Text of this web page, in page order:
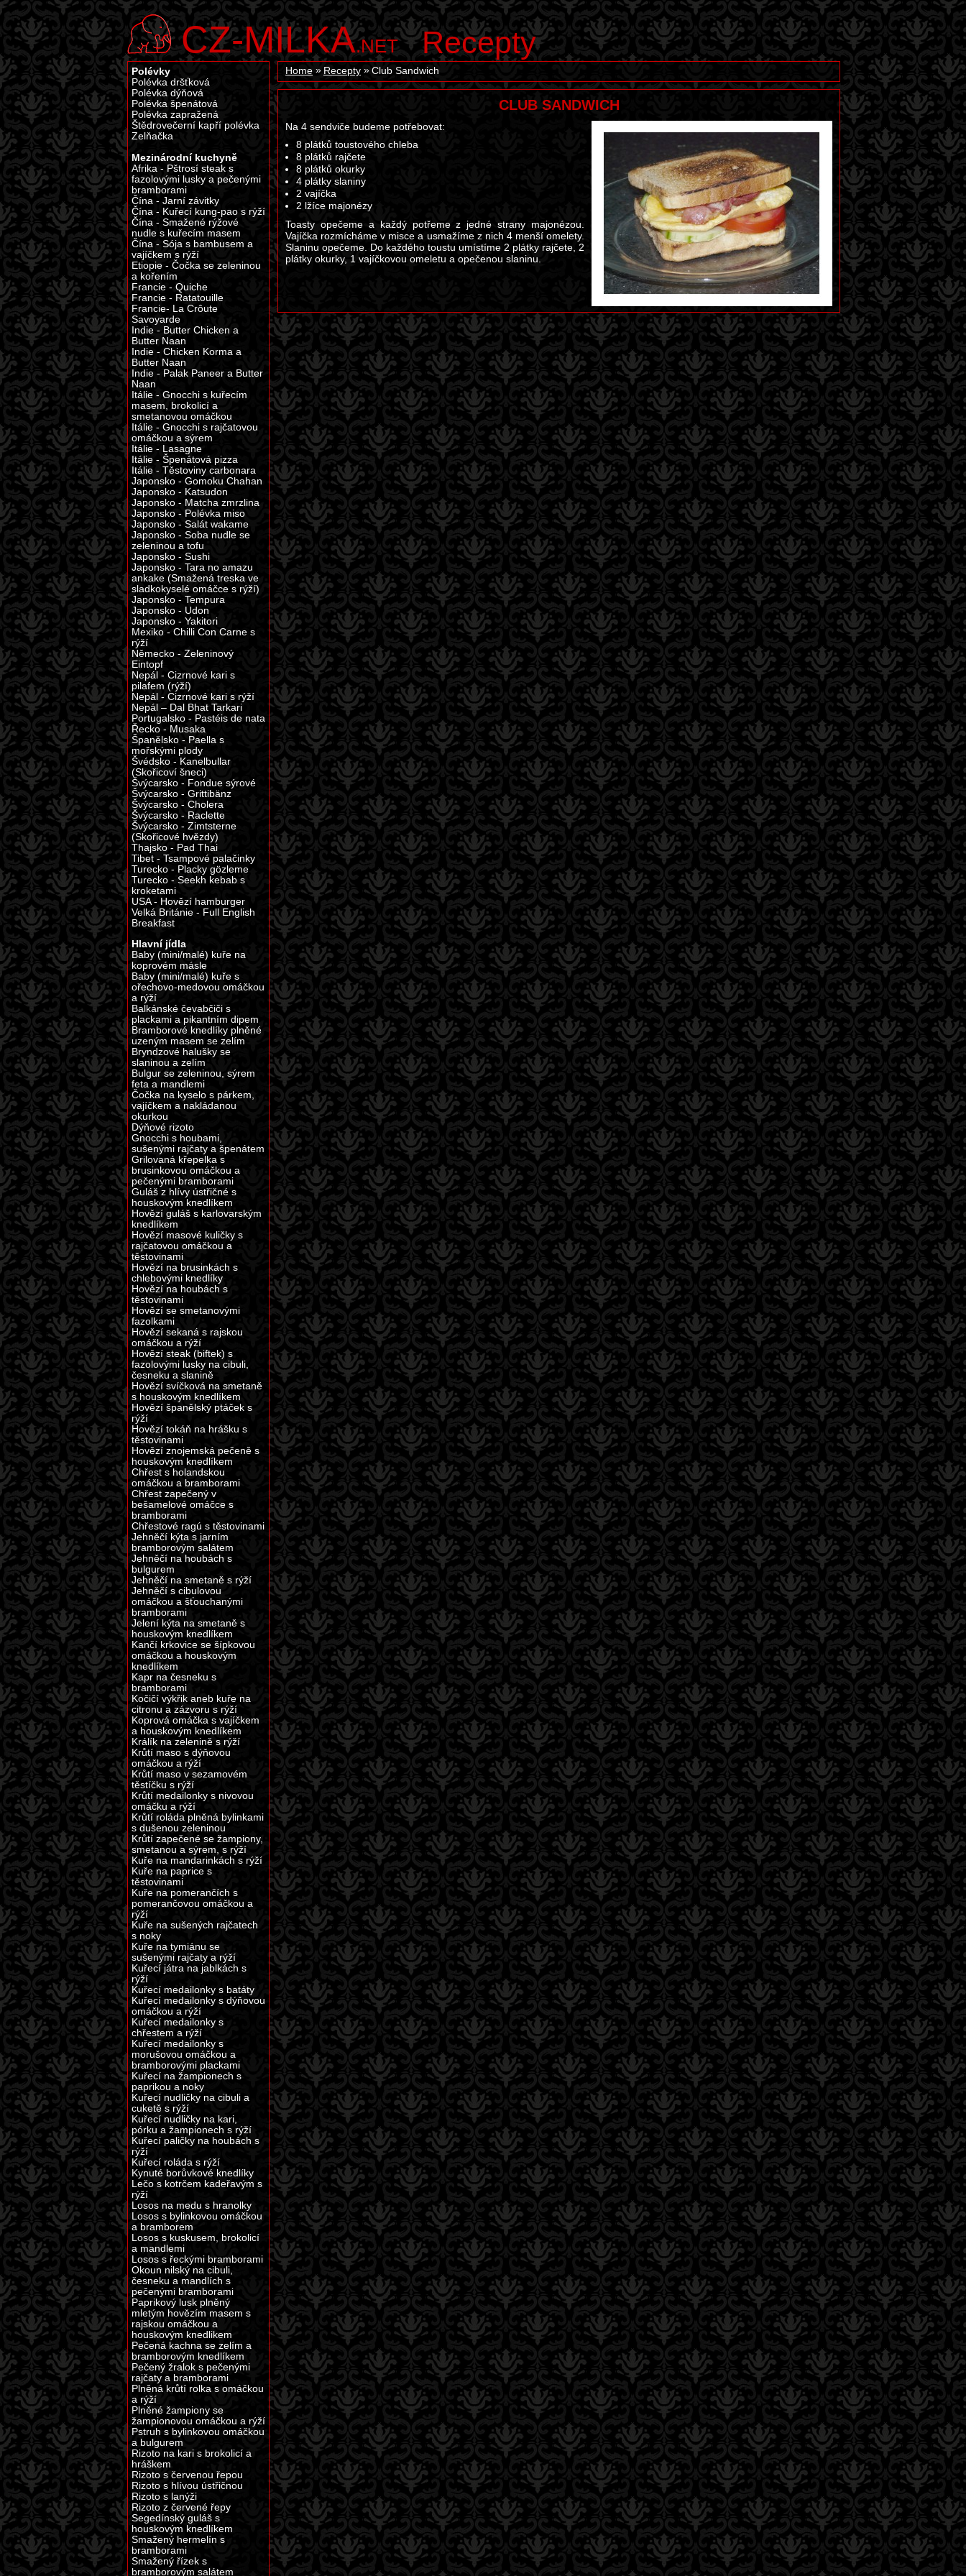
CZ-MILKA.NET Recepty
Home Recepty Club Sandwich
CLUB SANDWICH
Na 4 sendviče budeme potřebovat:
8 plátků toustového chleba
8 plátků rajčete
8 plátků okurky
4 plátky slaniny
2 vajíčka
2 lžíce majonézy
Toasty opečeme a každý potřeme z jedné strany majonézou.
Vajíčka rozmícháme v misce a usmažíme z nich 4 menší omelety.
Slaninu opečeme. Do každého toustu umístíme 2 plátky rajčete, 2
plátky okurky, 1 vajíčkovou omeletu a opečenou slaninu.
Polévky
Polévka dršťková
Polévka dýňová
Polévka špenátová
Polévka zapražená
Štědrovečerní kapří polévka
Zelňačka
Mezinárodní kuchyně
Afrika - Pštrosí steak s
fazolovými lusky a pečenými
bramborami
Čína - Jarní závitky
Čína - Kuřecí kung-pao s rýží
Čína - Smažené rýžové
nudle s kuřecím masem
Čína - Sója s bambusem a
vajíčkem s rýží
Etiopie - Čočka se zeleninou
a kořením
Francie - Quiche
Francie - Ratatouille
Francie- La Crôute
Savoyarde
Indie - Butter Chicken a
Butter Naan
Indie - Chicken Korma a
Butter Naan
Indie - Palak Paneer a Butter
Naan
Itálie - Gnocchi s kuřecím
masem, brokolicí a
smetanovou omáčkou
Itálie - Gnocchi s rajčatovou
omáčkou a sýrem
Itálie - Lasagne
Itálie - Špenátová pizza
Itálie - Těstoviny carbonara
Japonsko - Gomoku Chahan
Japonsko - Katsudon
Japonsko - Matcha zmrzlina
Japonsko - Polévka miso
Japonsko - Salát wakame
Japonsko - Soba nudle se
zeleninou a tofu
Japonsko - Sushi
Japonsko - Tara no amazu
ankake (Smažená treska ve
sladkokyselé omáčce s rýží)
Japonsko - Tempura
Japonsko - Udon
Japonsko - Yakitori
Mexiko - Chilli Con Carne s
rýží
Německo - Zeleninový
Eintopf
Nepál - Cizrnové kari s
pilafem (rýží)
Nepál - Cizrnové kari s rýží
Nepál – Dal Bhat Tarkari
Portugalsko - Pastéis de nata
Řecko - Musaka
Španělsko - Paella s
mořskými plody
Švédsko - Kanelbullar
(Skořicoví šneci)
Švýcarsko - Fondue sýrové
Švýcarsko - Grittibänz
Švýcarsko - Cholera
Švýcarsko - Raclette
Švýcarsko - Zimtsterne
(Skořicové hvězdy)
Thajsko - Pad Thai
Tibet - Tsampové palačinky
Turecko - Placky gözleme
Turecko - Seekh kebab s
kroketami
USA - Hovězí hamburger
Velká Británie - Full English
Breakfast
Hlavní jídla
Baby (mini/malé) kuře na
koprovém másle
Baby (mini/malé) kuře s
ořechovo-medovou omáčkou
a rýží
Balkánské čevabčiči s
plackami a pikantním dipem
Bramborové knedlíky plněné
uzeným masem se zelím
Bryndzové halušky se
slaninou a zelím
Bulgur se zeleninou, sýrem
feta a mandlemi
Čočka na kyselo s párkem,
vajíčkem a nakládanou
okurkou
Dýňové rizoto
Gnocchi s houbami,
sušenými rajčaty a špenátem
Grilovaná křepelka s
brusinkovou omáčkou a
pečenými bramborami
Guláš z hlívy ústřičné s
houskovým knedlíkem
Hovězí guláš s karlovarským
knedlíkem
Hovězí masové kuličky s
rajčatovou omáčkou a
těstovinami
Hovězí na brusinkách s
chlebovými knedlíky
Hovězí na houbách s
těstovinami
Hovězí se smetanovými
fazolkami
Hovězí sekaná s rajskou
omáčkou a rýží
Hovězí steak (biftek) s
fazolovými lusky na cibuli,
česneku a slanině
Hovězí svíčková na smetaně
s houskovým knedlíkem
Hovězí španělský ptáček s
rýží
Hovězí tokáň na hrášku s
těstovinami
Hovězí znojemská pečeně s
houskovým knedlíkem
Chřest s holandskou
omáčkou a bramborami
Chřest zapečený v
bešamelové omáčce s
bramborami
Chřestové ragú s těstovinami
Jehněčí kýta s jarním
bramborovým salátem
Jehněčí na houbách s
bulgurem
Jehněčí na smetaně s rýží
Jehněčí s cibulovou
omáčkou a šťouchanými
bramborami
Jelení kýta na smetaně s
houskovým knedlíkem
Kančí krkovice se šípkovou
omáčkou a houskovým
knedlíkem
Kapr na česneku s
bramborami
Kočičí výkřik aneb kuře na
citronu a zázvoru s rýží
Koprová omáčka s vajíčkem
a houskovým knedlíkem
Králík na zelenině s rýží
Krůtí maso s dýňovou
omáčkou a rýží
Krůtí maso v sezamovém
těstíčku s rýží
Krůtí medailonky s nivovou
omáčku a rýží
Krůtí roláda plněná bylinkami
s dušenou zeleninou
Krůtí zapečené se žampiony,
smetanou a sýrem, s rýží
Kuře na mandarinkách s rýží
Kuře na paprice s
těstovinami
Kuře na pomerančích s
pomerančovou omáčkou a
rýží
Kuře na sušených rajčatech
s noky
Kuře na tymiánu se
sušenými rajčaty a rýží
Kuřecí játra na jablkách s
rýží
Kuřecí medailonky s batáty
Kuřecí medailonky s dýňovou
omáčkou a rýží
Kuřecí medailonky s
chřestem a rýží
Kuřecí medailonky s
morušovou omáčkou a
bramborovými plackami
Kuřecí na žampionech s
paprikou a noky
Kuřecí nudličky na cibuli a
cuketě s rýží
Kuřecí nudličky na kari,
pórku a žampionech s rýží
Kuřecí paličky na houbách s
rýží
Kuřecí roláda s rýží
Kynuté borůvkové knedlíky
Lečo s kotrčem kadeřavým s
rýží
Losos na medu s hranolky
Losos s bylinkovou omáčkou
a bramborem
Losos s kuskusem, brokolicí
a mandlemi
Losos s řeckými bramborami
Okoun nilský na cibuli,
česneku a mandlích s
pečenými bramborami
Paprikový lusk plněný
mletým hovězím masem s
rajskou omáčkou a
houskovým knedlikem
Pečená kachna se zelím a
bramborovým knedlíkem
Pečený žralok s pečenými
rajčaty a bramborami
Plněná krůtí rolka s omáčkou
a rýží
Plněné žampiony se
žampionovou omáčkou a rýží
Pstruh s bylinkovou omáčkou
a bulgurem
Rizoto na kari s brokolicí a
hráškem
Rizoto s červenou řepou
Rizoto s hlívou ústřičnou
Rizoto s lanýži
Rizoto z červené řepy
Segedínský guláš s
houskovým knedlíkem
Smažený hermelín s
bramborami
Smažený řízek s
bramborovým salátem